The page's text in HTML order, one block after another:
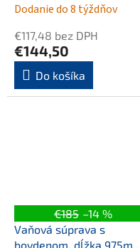
Dodanie do 8 týždňov
€117,48 bez DPH
€144,50
Do košíka
€185 –14 %
Vaňová súprava s
bovdenom, dĺžka 975mm,